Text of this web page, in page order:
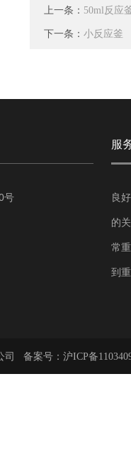
上一条： 50ml反应
下一条： 小反应釜
号
服
良
的
常
到
司 备案号： 沪ICP备